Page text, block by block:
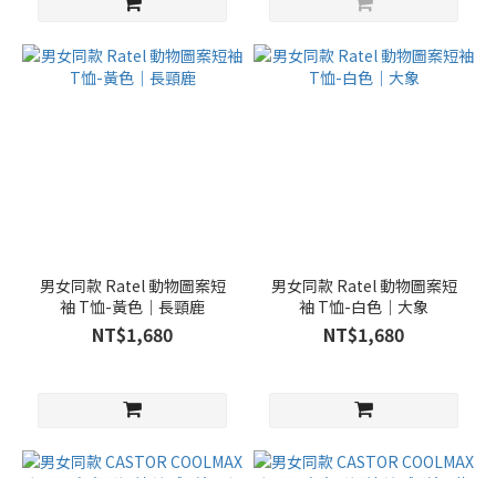
男女同款 Ratel 動物圖案短
袖 T恤-黃色｜長頸鹿
NT$1,680
男女同款 Ratel 動物圖案短
袖 T恤-白色｜大象
NT$1,680